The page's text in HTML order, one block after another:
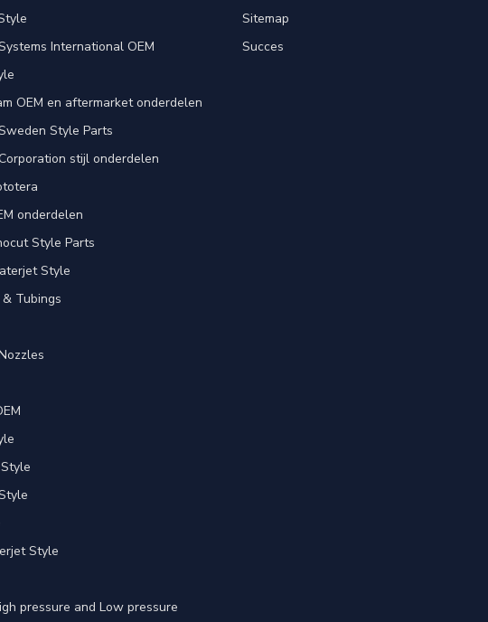
International OEM
OEM en aftermarket onderdelen
Style Parts
stijl onderdelen
onderdelen
Style Parts
Style
Tubings
Style
pressure and Low pressure
Sitemap
Succes